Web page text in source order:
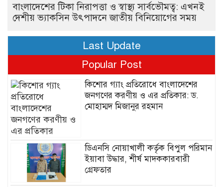
বাংলাদেশের টিকা নিরাপত্তা ও স্বাস্থ্য সার্বভৌমত্ব: এখনই
দেশীয় ভ্যাকসিন উৎপাদনে জাতীয় বিনিয়োগের সময়
Last Update
Popular Post
কিশোর গ্যাং প্রতিরোধে বাংলাদেশের
জনগণের করণীয় ও এর প্রতিকার: ড.
মোহাম্মদ মিজানুর রহমান
ডিএনসি নোয়াখালী কর্তৃক বিপুল পরিমান
ইয়াবা উদ্ধার, শীর্ষ মাদককারবারী
গ্রেফতার